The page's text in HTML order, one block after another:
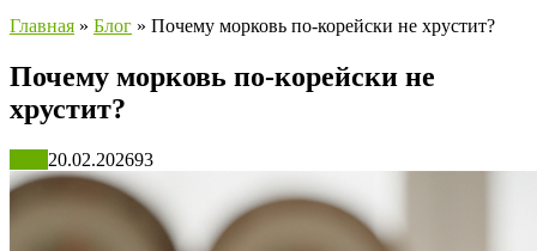
Главная » Блог » Почему морковь по-корейски не хрустит?
Почему морковь по-корейски не
хрустит?
20.02.202693